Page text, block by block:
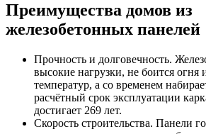
Преимущества домов из
железобетонных панелей
Прочность и долговечность.
высокие нагрузки, не боится огня
температур, а со временем
расчётный срок эксплуатации
достигает 269 лет.
Скорость строительства. Панели